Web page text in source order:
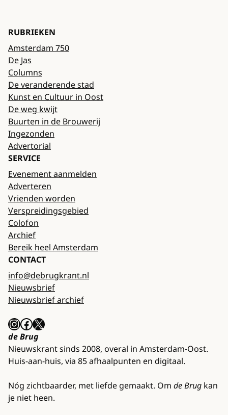
RUBRIEKEN
Amsterdam 750
De Jas
Columns
De veranderende stad
Kunst en Cultuur in Oost
De weg kwijt
Buurten in de Brouwerij
Ingezonden
Advertorial
SERVICE
Evenement aanmelden
Adverteren
Vrienden worden
Verspreidingsgebied
Colofon
Archief
Bereik heel Amsterdam
CONTACT
info@debrugkrant.nl
Nieuwsbrief
Nieuwsbrief archief
InstagramFacebook X
de Brug
Nieuwskrant sinds 2008, overal in Amsterdam-Oost.
Huis-aan-huis, via 85 afhaalpunten en digitaal.
Nóg zichtbaarder, met liefde gemaakt. Om de Brug kan
je niet heen.